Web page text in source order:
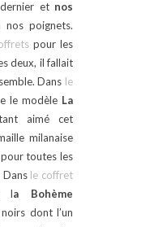
et nos
nos poignets.
pour les
deux, il fallait
Dans le
le modèle La
aimé cet
milanaise
toutes les
Dans le coffret
la Bohème
dont l’un